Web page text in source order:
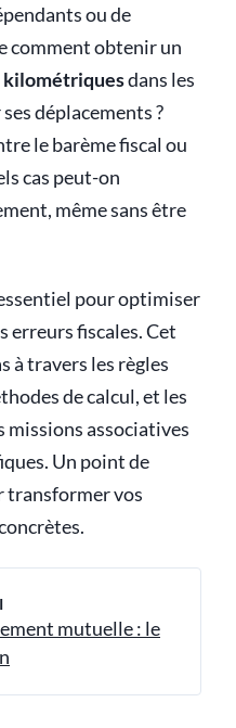
ou de
comment obtenir un
kilométriquesdans les
déplacements ?
le barème fiscal ou
cas peut-on
même sans être
pour optimiser
erreurs fiscales. Cet
à travers les règles
de calcul, et les
missions associatives
Un point de
transformer vos
mutuelle : le